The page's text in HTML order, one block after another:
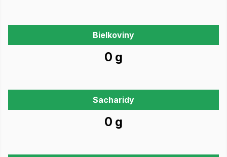
Bielkoviny
0 g
Sacharidy
0 g